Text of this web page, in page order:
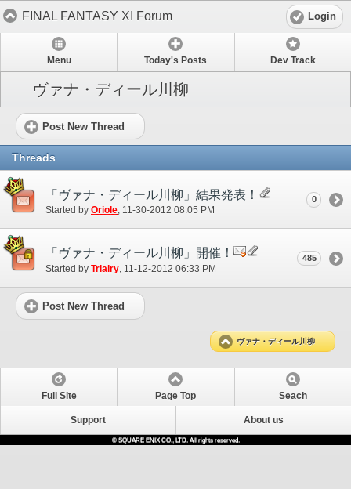
FINAL FANTASY XI Forum Login
Menu Today's Posts Dev Track
ヴァナ・ディール川柳
Post New Thread
Threads
「ヴァナ・ディール川柳」結果発表！
Started by Oriole‎, 11-30-2012 08:05 PM
0
「ヴァナ・ディール川柳」開催！
Started by Triairy ‎, 11-12-2012 06:33 PM
485
Post New Thread
ヴァナ・ディール川柳
Full Site Page Top Seach
Support About us
© SQUARE ENIX CO., LTD. All rights reserved.